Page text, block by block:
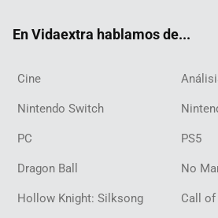
En Vidaextra hablamos de...
Cine
Nintendo Switch
PC PS5
Dragon Ball No
Hollow Knight: Silksong Call of